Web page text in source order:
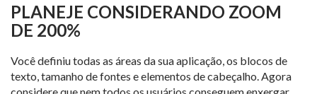
PLANEJE CONSIDERANDO ZOOM
DE 200%
Você definiu todas as áreas da sua aplicação, os blocos de
texto, tamanho de fontes e elementos de cabeçalho. Agora